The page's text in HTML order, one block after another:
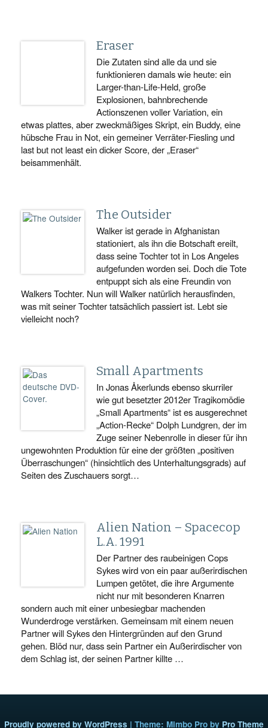
Eraser
Die Zutaten sind alle da und sie
funktionieren damals wie heute: ein
Larger-than-Life-Held, große
Explosionen, bahnbrechende
Actionszenen voller Variation, ein
etwas plattes, aber zweckmäßiges Skript, ein Buddy, eine
hübsche Frau in Not, ein gemeiner Verräter-Fiesling und
last but not least ein dicker Score, der „Eraser“
beisammenhält.
The Outsider
Walker ist gerade in Afghanistan
stationiert, als ihn die Botschaft ereilt,
dass seine Tochter tot in Los Angeles
aufgefunden worden sei. Doch die Tote
entpuppt sich als eine Freundin von
Walkers Tochter. Nun will Walker natürlich herausfinden,
was mit seiner Tochter tatsächlich passiert ist. Lebt sie
vielleicht noch?
Small Apartments
In Jonas Åkerlunds ebenso skurriler
wie gut besetzter 2012er Tragikomödie
„Small Apartments“ ist es ausgerechnet
„Action-Recke“ Dolph Lundgren, der im
Zuge seiner Nebenrolle in dieser für ihn
ungewohnten Produktion für eine der größten „positiven
Überraschungen“ (hinsichtlich des Unterhaltungsgrads) auf
Seiten des Zuschauers sorgt…
Alien Nation – Spacecop
L.A. 1991
Der Partner des raubeinigen Cops
Sykes wird von ein paar außerirdischen
Lumpen getötet, die ihre Argumente
nicht nur mit besonderen Knarren
sondern auch mit einer unbesiegbar machenden
Wunderdroge verstärken. Gemeinsam mit einem neuen
Partner will Sykes den Hintergründen auf den Grund
gehen. Blöd nur, dass sein Partner ein Außerirdischer von
dem Schlag ist, der seinen Partner killte …
Proudly powered by WordPress | Theme: Mimbo Pro by Pro Theme